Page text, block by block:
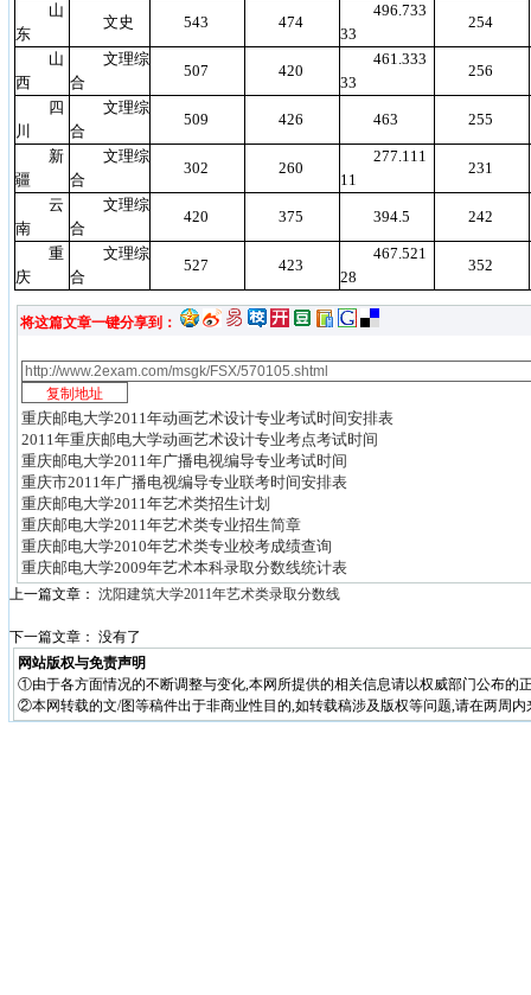
山
东
文史 543 474
496.733
33
254
山
西
文理综
合
507 420
461.333
33
256
四
川
文理综
合
509 426 463 255
新
疆
文理综
合
302 260
277.111
11
231
云
南
文理综
合
420 375 394.5 242
重
庆
文理综
合
527 423
467.521
28
352
将这篇文章一键分享到：
重庆邮电大学2011年动画艺术设计专业考试时间安排表
2011年重庆邮电大学动画艺术设计专业考点考试时间
重庆邮电大学2011年广播电视编导专业考试时间
重庆市2011年广播电视编导专业联考时间安排表
重庆邮电大学2011年艺术类招生计划
重庆邮电大学2011年艺术类专业招生简章
重庆邮电大学2010年艺术类专业校考成绩查询
重庆邮电大学2009年艺术本科录取分数线统计表
上一篇文章： 沈阳建筑大学2011年艺术类录取分数线
下一篇文章： 没有了
网站版权与免责声明
①由于各方面情况的不断调整与变化,本网所提供的相关信息请以权威部门公布的
②本网转载的文/图等稿件出于非商业性目的,如转载稿涉及版权等问题,请在两周内